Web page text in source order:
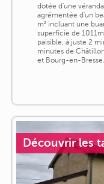
dotée d'une
agrémentée d'un
m² incluant une
superficie de
paisible, à juste 2
minutes de
et Bourg-en-Bresse.
Découvrir les